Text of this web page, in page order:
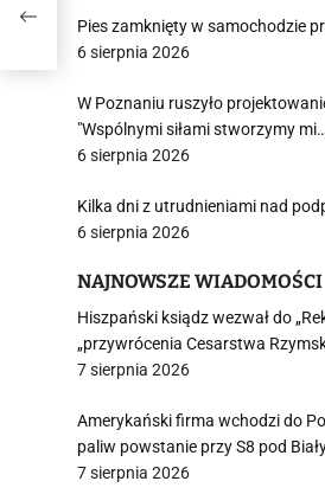
Pies zamknięty w samochodzie
6 sierpnia 2026
W Poznaniu ruszyło
"Wspólnymi siłami stworzymy mi…
6 sierpnia 2026
Kilka dni z utrudnieniami nad
6 sierpnia 2026
NAJNOWSZE WIADOMOŚCI
Hiszpański ksiądz wezwał do
„przywrócenia Cesarstwa
7 sierpnia 2026
Amerykański firma wchodzi do
paliw powstanie przy S8 pod
7 sierpnia 2026